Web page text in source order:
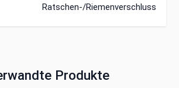
Ratschen-/Riemenverschluss
Produkte